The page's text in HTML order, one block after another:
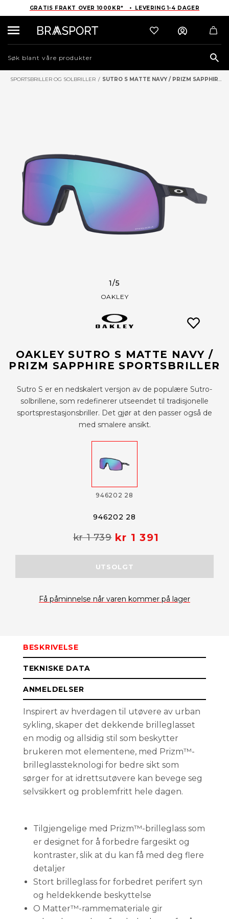
GRATIS FRAKT OVER 1000KR* • LEVERING 1-4 DAGER
SPORTSBRILLER OG SOLBRILLER / SUTRO S MATTE NAVY / PRIZM SAPPHIRE SPORTSBRILLER
1/5
OAKLEY
OAKLEY SUTRO S MATTE NAVY /
PRIZM SAPPHIRE SPORTSBRILLER
Sutro S er en nedskalert versjon av de populære Sutro-
solbrillene, som redefinerer utseendet til tradisjonelle
sportsprestasjonsbriller. Det gjør at den passer også de
med smalere ansikt.
946202 28
946202 28
kr 1 739 kr 1 391
UTSOLGT
Få påminnelse når varen kommer på lager
BESKRIVELSE
TEKNISKE DATA
ANMELDELSER
Inspirert av hverdagen til utøvere av urban
sykling, skaper det dekkende brilleglasset
en modig og allsidig stil som beskytter
brukeren mot elementene, med Prizm™-
brilleglassteknologi for bedre sikt som
sørger for at idrettsutøvere kan bevege seg
selvsikkert og problemfritt hele dagen.
Tilgjengelige med Prizm™-brilleglass som
er designet for å forbedre fargesikt og
kontraster, slik at du kan få med deg flere
detaljer
Stort brilleglass for forbedret perifert syn
og heldekkende beskyttelse
O Matter™-rammemateriale gir